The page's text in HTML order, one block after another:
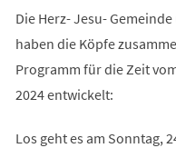
Die Herz- Jesu-
haben die Köpfe
Programm für die Zeit
2024 entwickelt:
Los geht es am Sonntag,